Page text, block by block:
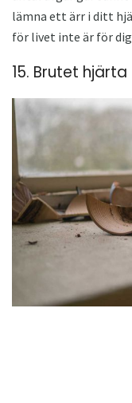
lämna ett ärr i ditt
för livet inte är för
15. Brutet hjärta